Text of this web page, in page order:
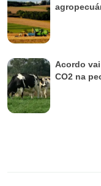
Acordo
CO2 na